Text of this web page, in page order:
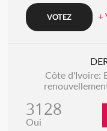
+
Côte d'Ivoire:
3128
Oui